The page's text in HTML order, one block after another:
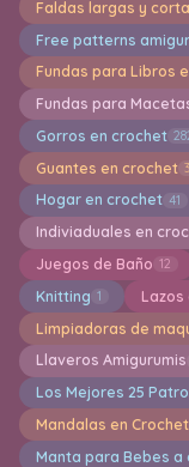
Faldas largas y
Free patterns
Fundas para Libros
Fundas para
Gorros en crochet
Guantes en crochet
Hogar en crochet 41
Indiviaduales en
Juegos de Baño 12
Knitting 1 Lazos
Limpiadoras de
Llaveros Amigurumis
Los Mejores 25
Mandalas en Crochet
Manta para Bebes a